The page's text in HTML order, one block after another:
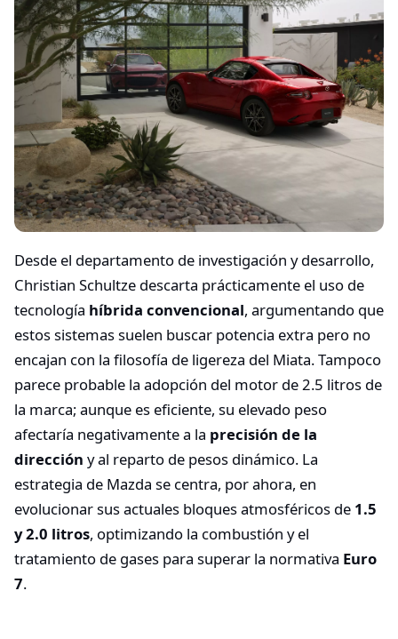
Desde el departamento de investigación y desarrollo,
Christian Schultze descarta prácticamente el uso de
tecnología híbrida convencional, argumentando que
estos sistemas suelen buscar potencia extra pero no
encajan con la filosofía de ligereza del Miata. Tampoco
parece probable la adopción del motor de 2.5 litros de
la marca; aunque es eficiente, su elevado peso
afectaría negativamente a la precisión de la
dirección y al reparto de pesos dinámico. La
estrategia de Mazda se centra, por ahora, en
evolucionar sus actuales bloques atmosféricos de 1.5
y 2.0 litros, optimizando la combustión y el
tratamiento de gases para superar la normativa Euro
7.